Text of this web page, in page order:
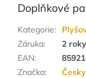
Doplňkové
Kategorie:
Záruka:
2 roky
EAN:
Značka: